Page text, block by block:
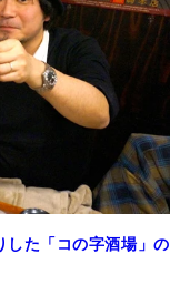
した「コの字酒場」の